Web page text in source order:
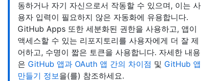
동하거나 자기 자신으로서 작동할 수 있으며, 이는 사
용자 입력이 필요하지 않은 자동화에 유용합니다.
GitHub Apps 또한 세분화된 권한을 사용하고, 앱이
액세스할 수 있는 리포지토리를 사용자에게 더 잘 제
어하고, 수명이 짧은 토큰을 사용합니다. 자세한 내용
은 GitHub 앱과 OAuth 앱 간의 차이점 및 GitHub 앱
만들기 정보을(를) 참조하세요.